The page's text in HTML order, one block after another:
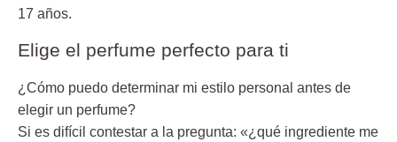
17 años.
Elige el perfume perfecto para ti
¿Cómo puedo determinar mi estilo personal antes de
elegir un perfume?
Si es difícil contestar a la pregunta: «¿qué ingrediente me